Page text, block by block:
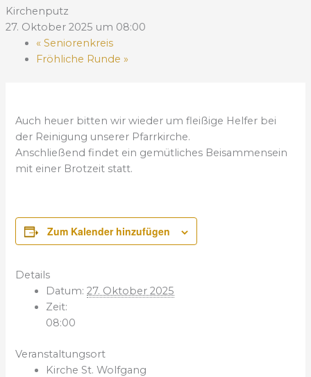
Kirchenputz
27. Oktober 2025 um 08:00
« Seniorenkreis
Fröhliche Runde »
Auch heuer bitten wir wieder um fleißige Helfer bei
der Reinigung unserer Pfarrkirche.
Anschließend findet ein gemütliches Beisammensein
mit einer Brotzeit statt.
Zum Kalender hinzufügen
Details
Datum: 27. Oktober 2025
Zeit:
08:00
Veranstaltungsort
Kirche St. Wolfgang